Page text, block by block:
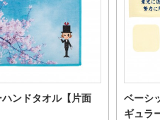
ンドタオル【片面
ベーシ
ギュラ